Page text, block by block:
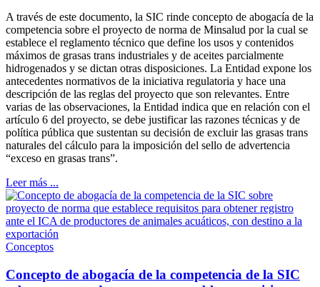
A través de este documento, la SIC rinde concepto de abogacía de la
competencia sobre el proyecto de norma de Minsalud por la cual se
establece el reglamento técnico que define los usos y contenidos
máximos de grasas trans industriales y de aceites parcialmente
hidrogenados y se dictan otras disposiciones. La Entidad expone los
antecedentes normativos de la iniciativa regulatoria y hace una
descripción de las reglas del proyecto que son relevantes. Entre
varias de las observaciones, la Entidad indica que en relación con el
artículo 6 del proyecto, se debe justificar las razones técnicas y de
política pública que sustentan su decisión de excluir las grasas trans
naturales del cálculo para la imposición del sello de advertencia
“exceso en grasas trans”.
Leer más ...
Conceptos
Concepto de abogacía de la competencia de la SIC